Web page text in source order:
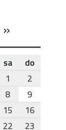
»
sa
do
1
2
8
9
15
16
22
23